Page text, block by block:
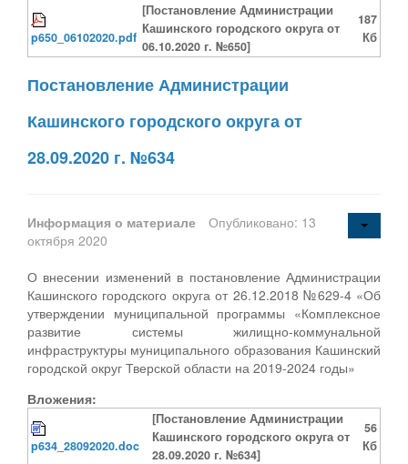
p650_06102020.pdf
[Постановление Администрации
Кашинского городского округа от
06.10.2020 г. №650]
187
Кб
Постановление Администрации
Кашинского городского округа от
28.09.2020 г. №634
Информация о материале
Опубликовано: 13
октября 2020
О внесении изменений в постановление Администрации
Кашинского городского округа от 26.12.2018 №629-4 «Об
утверждении муниципальной программы «Комплексное
развитие системы жилищно-коммунальной
инфраструктуры муниципального образования Кашинский
городской округ Тверской области на 2019-2024 годы»
Вложения:
p634_28092020.doc
[Постановление Администрации
Кашинского городского округа от
28.09.2020 г. №634]
56
Кб